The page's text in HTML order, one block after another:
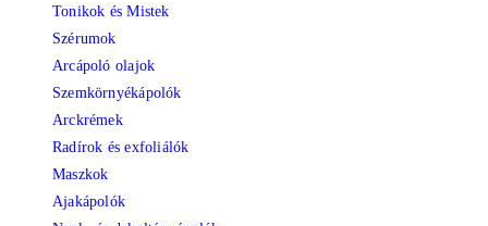
Tonikok és Mistek
Szérumok
Arcápoló olajok
Szemkörnyékápolók
Arckrémek
Radírok és exfoliálók
Maszkok
Ajakápolók